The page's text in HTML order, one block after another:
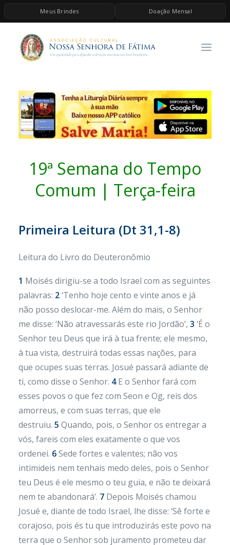
Meus Brindes Doação Mensal
HOME
A ASSOCIAÇÃO
ESPIRITUALIDADE
AS MELHORES MÚSICAS CATÓLICAS
BRINDES
19ª Semana do Tempo
Comum | Terça-feira
Primeira Leitura (Dt 31,1-8)
Leitura do Livro do Deuteronômio
1 Moisés dirigiu-se a todo Israel com as seguintes
palavras: 2‘Tenho hoje cento e vinte anos e já
não posso deslocar-me. Além do mais, o Senhor
me disse: ‘Não atravessarás este rio Jordão’, 3 ‘É o
Senhor teu Deus que irá à tua frente; ele mesmo,
à tua vista, destruirá todas essas nações, para
que ocupes suas terras. Josué passará adiante de
ti, como disse o Senhor. 4E o Senhor fará com
esses povos o que fez com Seon e Og, reis dos
amorreus, e com suas terras, que ele
destruiu. 5 Quando, pois, o Senhor os entregar a
vós, fareis com eles exatamente o que vos
ordenei. 6Sede fortes e valentes; não vos
intimideis nem tenhais medo deles, pois o Senhor
teu Deus é ele mesmo o teu guia, e não te deixará
nem te abandonará’. 7 Depois Moisés chamou
Josué e, diante de todo Israel, lhe disse: ‘Sê forte e
corajoso, pois és tu que introduzirás este povo na
terra que o Senhor sob juramento prometeu dar